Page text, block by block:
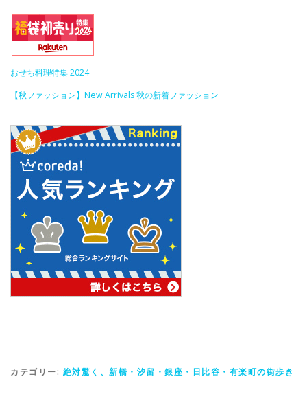
おせち料理特集 2024
【秋ファッション】New Arrivals 秋の新着ファッション
カテゴリー: 絶対驚く、新橋・汐留・銀座・日比谷・有楽町の街歩き